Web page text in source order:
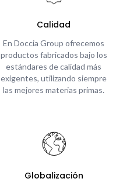
Calidad
En Doccia Group ofrecemos
productos fabricados bajo los
estándares de calidad más
exigentes, utilizando siempre
las mejores materias primas.
Globalización